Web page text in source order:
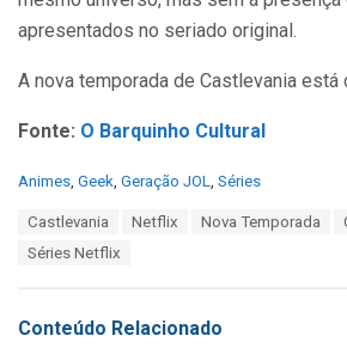
apresentados no seriado original.
A nova temporada de Castlevania
Fonte: O Barquinho Cultural
C
i
Animes, Geek, Geração JOL, Séries
Castlevania Netflix Nova Temporada
Séries Netflix
Conteúdo Relacionado